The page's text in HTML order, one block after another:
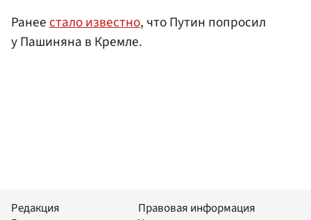
Ранеестало известно, что Путин попросил
у Пашиняна в Кремле.
Редакция
Правовая информация